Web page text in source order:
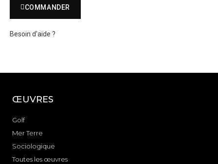
COMMANDER
Besoin d'aide ?
ŒUVRES
Golf
Mer Terre
Sociologique
Toutes les œuvres